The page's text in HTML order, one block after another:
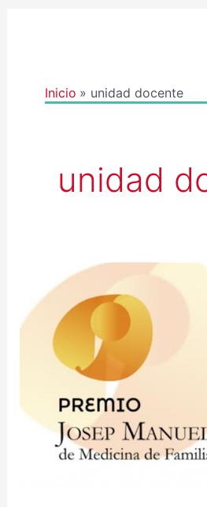
Inicio unidad docente
unidad